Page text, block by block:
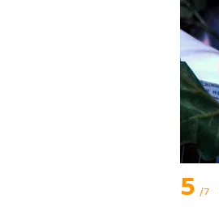
5 /7